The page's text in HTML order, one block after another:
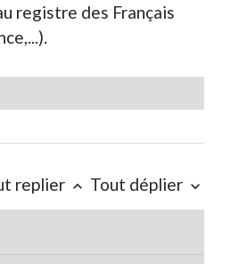
registre des Français
replier keyboard_arrow_up Tout déplier keyboard_arrow_down